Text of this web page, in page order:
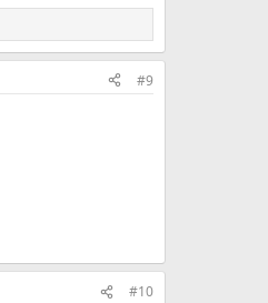
#9
#10